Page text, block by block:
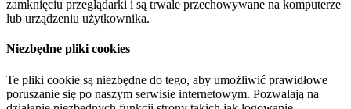
zamknięciu przeglądarki i są trwale przechowywane na komputerze
lub urządzeniu użytkownika.
Niezbędne pliki cookies
Te pliki cookie są niezbędne do tego, aby umożliwić prawidłowe
poruszanie się po naszym serwisie internetowym. Pozwalają na